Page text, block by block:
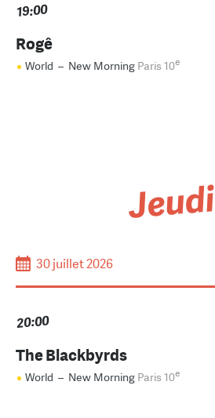
19:00
Rogê
World – New Morning Paris 10e
Jeudi
30 juillet 2026
20:00
The Blackbyrds
World – New Morning Paris 10e